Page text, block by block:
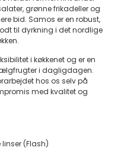
grønne frikadeller og
bid. Samos er en robust,
til dyrkning i det nordlige
i køkkenet og er en
i dagligdagen.
hos os selv på
med kvalitet og
(Flash)